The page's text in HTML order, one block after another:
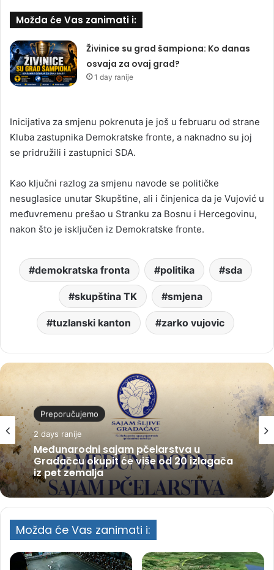
Možda će Vas zanimati i:
Živinice su grad šampiona: Ko danas
osvaja za ovaj grad?
1 day ranije
Inicijativa za smjenu pokrenuta je još u februaru od strane
Kluba zastupnika Demokratske fronte, a naknadno su joj
se pridružili i zastupnici SDA.
Kao ključni razlog za smjenu navode se političke
nesuglasice unutar Skupštine, ali i činjenica da je Vujović u
međuvremenu prešao u Stranku za Bosnu i Hercegovinu,
nakon što je isključen iz Demokratske fronte.
demokratska fronta politika sda
skupština TK smjena
tuzlanski kanton zarko vujovic
Preporučujemo
2 days ranije
Međunarodni sajam pčelarstva u
Gradačcu okupit će više od 20 izlagača
iz pet zemalja
Možda će Vas zanimati i: